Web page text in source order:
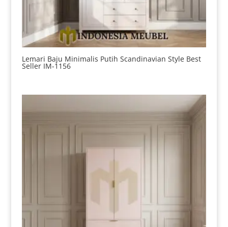
Lemari Baju Minimalis Putih Scandinavian Style Best
Seller IM-1156